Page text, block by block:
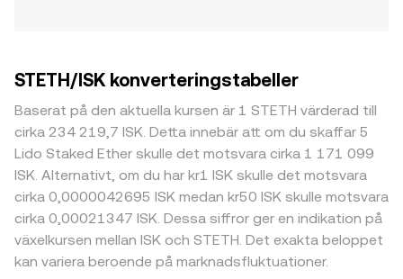
STETH/ISK konverteringstabeller
Baserat på den aktuella kursen är 1 STETH värderad till
cirka 234 219,7 ISK. Detta innebär att om du skaffar 5
Lido Staked Ether skulle det motsvara cirka 1 171 099
ISK. Alternativt, om du har kr1 ISK skulle det motsvara
cirka 0,0000042695 ISK medan kr50 ISK skulle motsvara
cirka 0,00021347 ISK. Dessa siffror ger en indikation på
växelkursen mellan ISK och STETH. Det exakta beloppet
kan variera beroende på marknadsfluktuationer.